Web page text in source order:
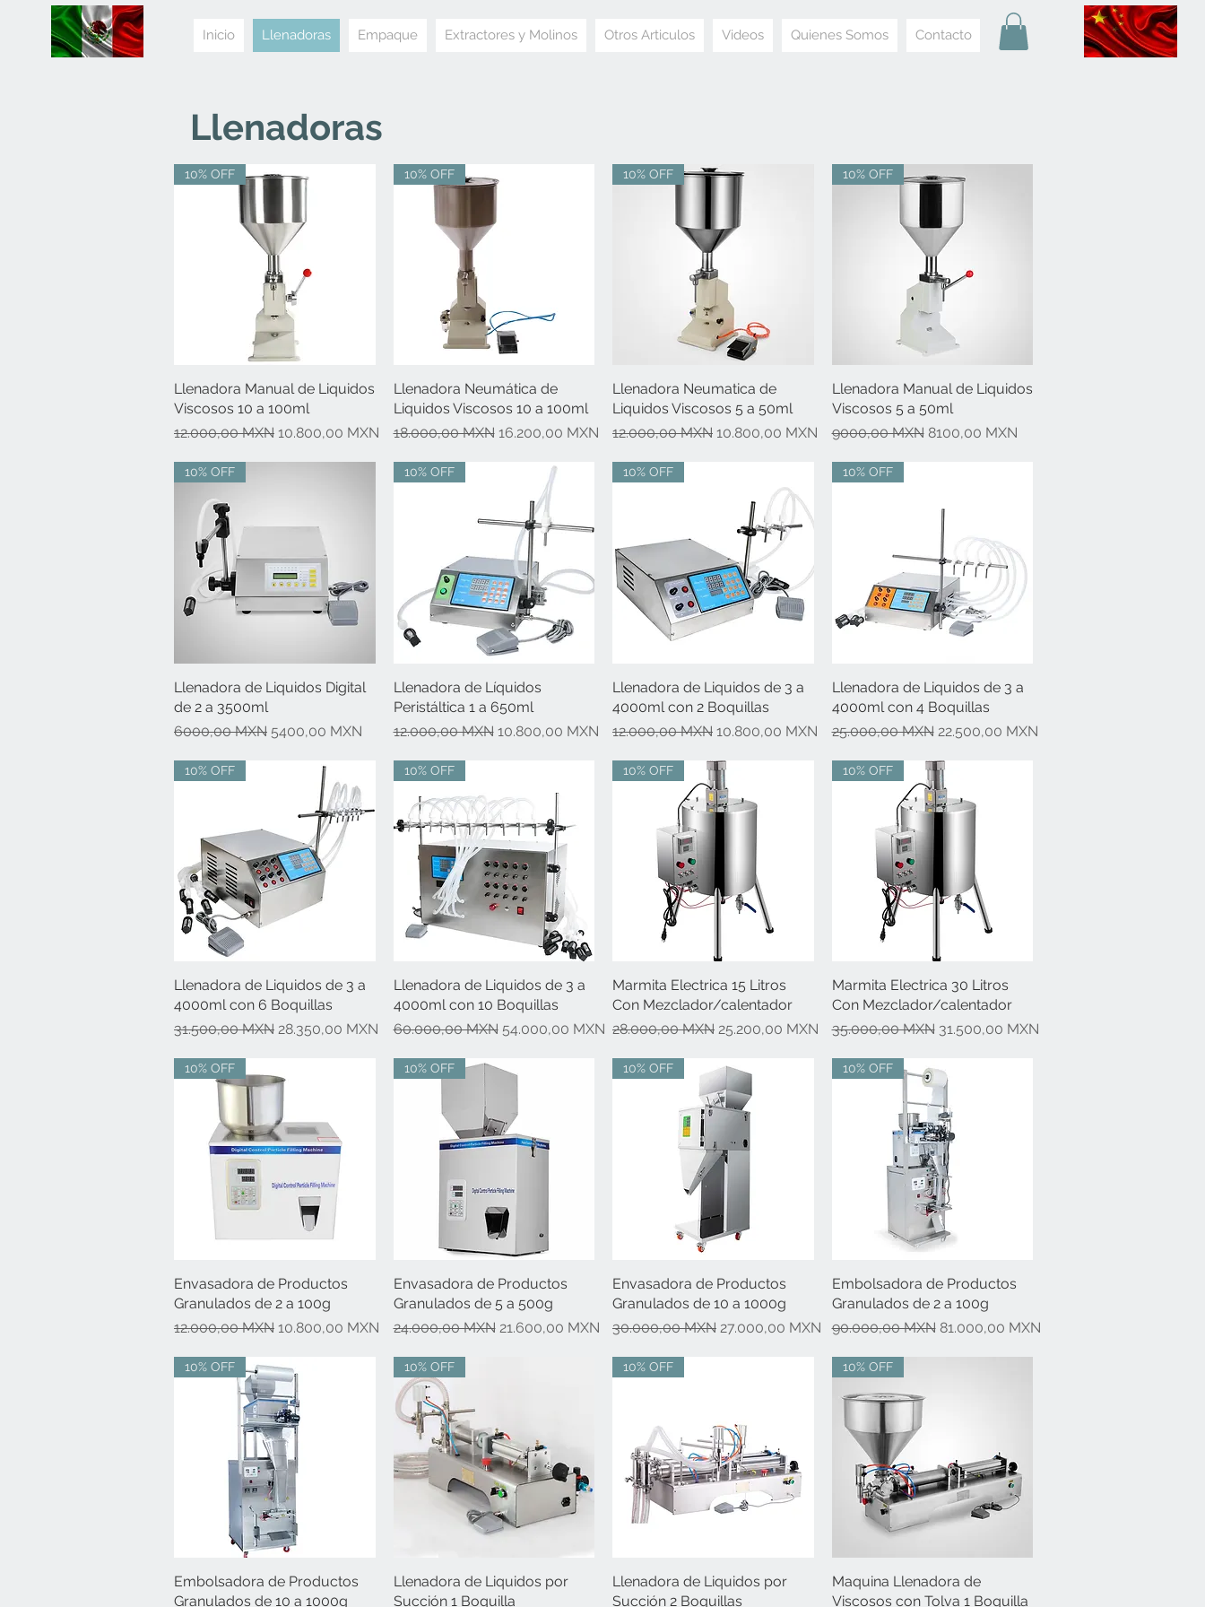
Inicio Llenadoras Empaque Extractores y Molinos Otros Articulos Videos Quienes Somos Contacto
Llenadoras
Vista rápida
10% OFF
Llenadora Manual de Liquidos
Viscosos 10 a 100ml
Precio
12.000,00 MXN Precio de oferta
10.800,00 MXN
Vista rápida
10% OFF
Llenadora Neumática de
Liquidos Viscosos 10 a 100ml
Precio
18.000,00 MXN Precio de oferta
16.200,00 MXN
Vista rápida
10% OFF
Llenadora Neumatica de
Liquidos Viscosos 5 a 50ml
Precio
12.000,00 MXN Precio de oferta
10.800,00 MXN
Vista rápida
10% OFF
Llenadora Manual de Liquidos
Viscosos 5 a 50ml
Precio
9000,00 MXN Precio de oferta
8100,00 MXN
Vista rápida
10% OFF
Llenadora de Liquidos Digital
de 2 a 3500ml
Precio
6000,00 MXN Precio de oferta
5400,00 MXN
Vista rápida
10% OFF
Llenadora de Líquidos
Peristáltica 1 a 650ml
Precio
12.000,00 MXN Precio de oferta
10.800,00 MXN
Vista rápida
10% OFF
Llenadora de Liquidos de 3 a
4000ml con 2 Boquillas
Precio
12.000,00 MXN Precio de oferta
10.800,00 MXN
Vista rápida
10% OFF
Llenadora de Liquidos de 3 a
4000ml con 4 Boquillas
Precio
25.000,00 MXN Precio de oferta
22.500,00 MXN
Vista rápida
10% OFF
Llenadora de Liquidos de 3 a
4000ml con 6 Boquillas
Precio
31.500,00 MXN Precio de oferta
28.350,00 MXN
Vista rápida
10% OFF
Llenadora de Liquidos de 3 a
4000ml con 10 Boquillas
Precio
60.000,00 MXN Precio de oferta
54.000,00 MXN
Vista rápida
10% OFF
Marmita Electrica 15 Litros
Con Mezclador/calentador
Precio
28.000,00 MXN Precio de oferta
25.200,00 MXN
Vista rápida
10% OFF
Marmita Electrica 30 Litros
Con Mezclador/calentador
Precio
35.000,00 MXN Precio de oferta
31.500,00 MXN
Vista rápida
10% OFF
Envasadora de Productos
Granulados de 2 a 100g
Precio
12.000,00 MXN Precio de oferta
10.800,00 MXN
Vista rápida
10% OFF
Envasadora de Productos
Granulados de 5 a 500g
Precio
24.000,00 MXN Precio de oferta
21.600,00 MXN
Vista rápida
10% OFF
Envasadora de Productos
Granulados de 10 a 1000g
Precio
30.000,00 MXN Precio de oferta
27.000,00 MXN
Vista rápida
10% OFF
Embolsadora de Productos
Granulados de 2 a 100g
Precio
90.000,00 MXN Precio de oferta
81.000,00 MXN
Vista rápida
10% OFF
Embolsadora de Productos
Granulados de 10 a 1000g
Vista rápida
10% OFF
Llenadora de Liquidos por
Succión 1 Boquilla
Vista rápida
10% OFF
Llenadora de Liquidos por
Succión 2 Boquillas
Vista rápida
10% OFF
Maquina Llenadora de
Viscosos con Tolva 1 Boquilla